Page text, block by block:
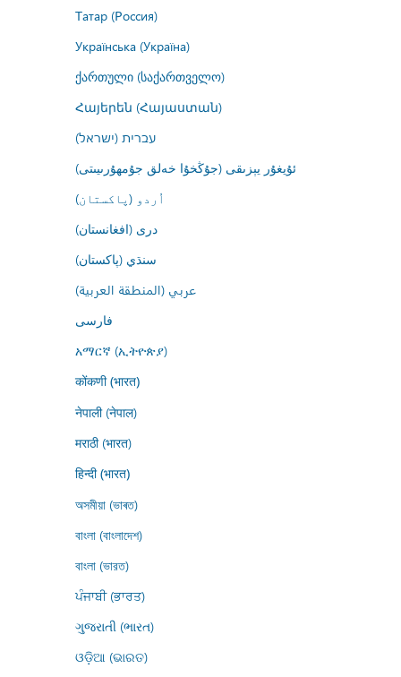
Татар (Россия)
Українська (Україна)
ქართული (საქართველო)
Հայերեն (Հայաստան)
עברית (ישראל)
ئۇيغۇر يېزىقى (جۇڭخۇا خەلق جۇمھۇرىيىتى)
اُردو (پاکستان)
درى (افغانستان)
سنڌي (پاکستان)
عربي (المنطقة العربية)
فارسى
አማርኛ (ኢትዮጵያ)
कोंकणी (भारत)
नेपाली (नेपाल)
मराठी (भारत)
हिन्दी (भारत)
অসমীয়া (ভাৰত)
বাংলা (বাংলাদেশ)
বাংলা (ভারত)
ਪੰਜਾਬੀ (ਭਾਰਤ)
ગુજરાતી (ભારત)
ଓଡ଼ିଆ (ଭାରତ)